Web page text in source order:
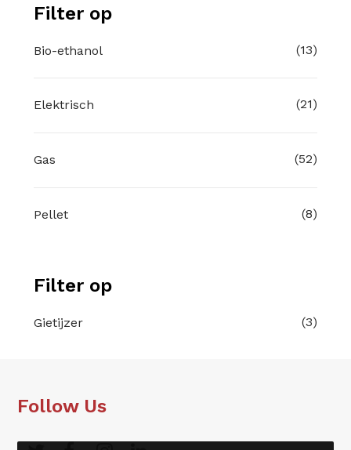
Filter op
Bio-ethanol (13)
Elektrisch (21)
Gas (52)
Pellet (8)
Filter op
Gietijzer (3)
Follow Us